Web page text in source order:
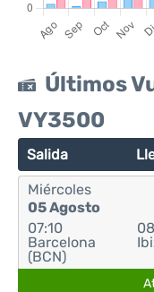
Últimos
VY3500
Salida
Miércoles
05 Agosto
07:10
Barcelona
(BCN)